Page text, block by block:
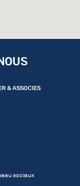
& ASSOCIES
sociaux